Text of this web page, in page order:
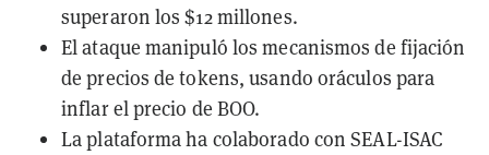
superaron los $12 millones.
El ataque manipuló los mecanismos de fijación
de precios de tokens, usando oráculos para
inflar el precio de BOO.
La plataforma ha colaborado con SEAL-ISAC